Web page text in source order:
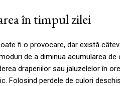
în timpul zilei
fi o provocare, dar există
de a diminua acumularea
draperiilor sau jaluzelelor în
Folosind perdele de culori